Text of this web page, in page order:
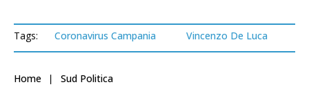
Tags: Coronavirus Campania Vincenzo De Luca
Home Sud Politica